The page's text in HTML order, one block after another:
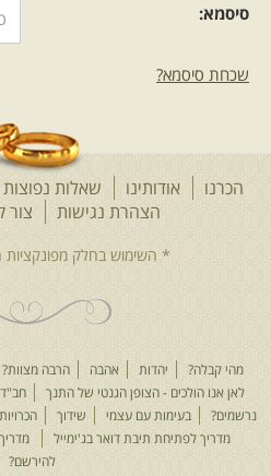
סיסמא:
שכחת סיסמא?
הכרנו אודותינו שאלות נפוצות
הצהרת נגישות
צור
מהי קבלה? יהדות אהבה הרבה מצוות?
לאן אנו הולכים - הצופן הגנטי של התנך
חב"ד
נרשמים?
בעימות עם עצמי שידוך
מדריך לפתיחת תיבת דואר בג'ימייל
להירשם?